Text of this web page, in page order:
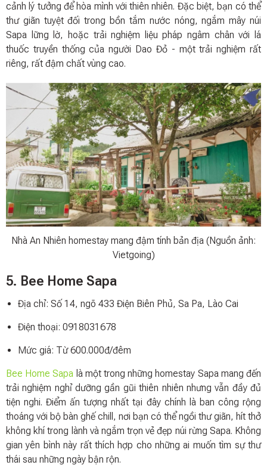
cảnh lý tưởng để hòa mình với thiên nhiên. Đặc biệt, bạn có thể
thư giãn tuyệt đối trong bồn tắm nước nóng, ngắm mây núi
Sapa lững lờ, hoặc trải nghiệm liệu pháp ngâm chân với lá
thuốc truyền thống của người Dao Đỏ - một trải nghiệm rất
riêng, rất đậm chất vùng cao.
Nhà An Nhiên homestay mang đậm tính bản địa (Nguồn ảnh:
Vietgoing)
5. Bee Home Sapa
Địa chỉ: Số 14, ngõ 433 Điện Biên Phủ, Sa Pa, Lào Cai
Điện thoại: 0918031678
Mức giá: Từ 600.000đ/đêm
Bee Home Sapa là một trong những homestay Sapa mang đến
trải nghiệm nghỉ dưỡng gần gũi thiên nhiên nhưng vẫn đầy đủ
tiện nghi. Điểm ấn tượng nhất tại đây chính là ban công rộng
thoáng với bộ bàn ghế chill, nơi bạn có thể ngồi thư giãn, hít thở
không khí trong lành và ngắm trọn vẻ đẹp núi rừng Sapa. Không
gian yên bình này rất thích hợp cho những ai muốn tìm sự thư
thái sau những ngày bận rộn.